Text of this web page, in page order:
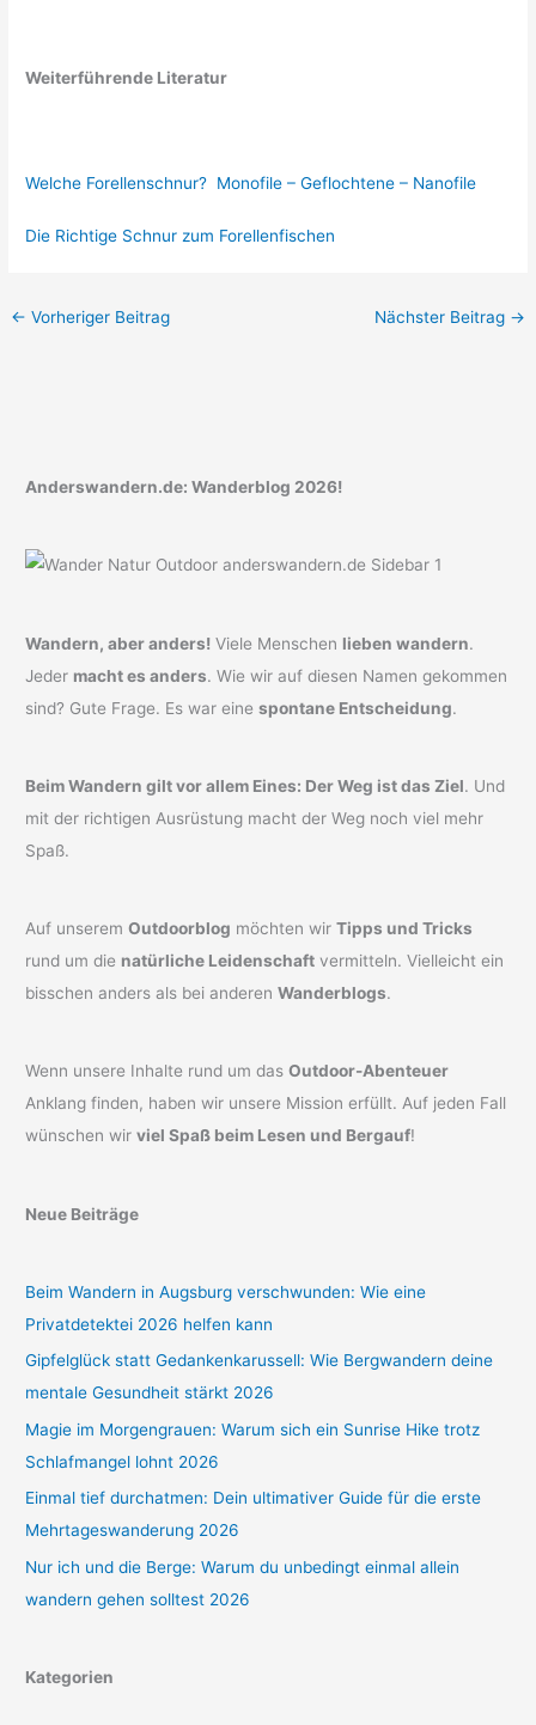
Weiterführende Literatur
Welche Forellenschnur? Monofile – Geflochtene – Nanofile
Die Richtige Schnur zum Forellenfischen
← Vorheriger Beitrag Nächster Beitrag →
Anderswandern.de: Wanderblog 2026!
Wandern, aber anders! Viele Menschen lieben wandern.
Jeder macht es anders. Wie wir auf diesen Namen gekommen
sind? Gute Frage. Es war einespontane Entscheidung.
Beim Wandern gilt vor allem Eines: Der Weg ist das Ziel. Und
mit der richtigen Ausrüstung macht der Weg noch viel mehr
Spaß.
Auf unseremOutdoorblog möchten wirTipps und Tricks
rund um die natürliche Leidenschaft vermitteln. Vielleicht ein
bisschen anders als bei anderenWanderblogs.
Wenn unsere Inhalte rund um dasOutdoor-Abenteuer
Anklang finden, haben wir unsere Mission erfüllt. Auf jeden Fall
wünschen wirviel Spaß beim Lesen und Bergauf!
Neue Beiträge
Beim Wandern in Augsburg verschwunden: Wie eine
Privatdetektei 2026 helfen kann
Gipfelglück statt Gedankenkarussell: Wie Bergwandern deine
mentale Gesundheit stärkt 2026
Magie im Morgengrauen: Warum sich ein Sunrise Hike trotz
Schlafmangel lohnt 2026
Einmal tief durchatmen: Dein ultimativer Guide für die erste
Mehrtageswanderung 2026
Nur ich und die Berge: Warum du unbedingt einmal allein
wandern gehen solltest 2026
Kategorien